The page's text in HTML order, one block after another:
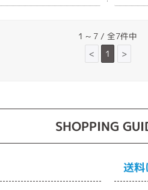
1 ~ 7 / 全7件中
<
1 >
SHOPPING
送料